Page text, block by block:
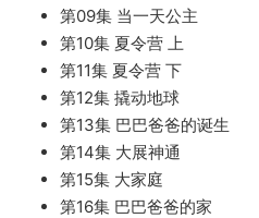
第09集 当一天公主
第10集 夏令营 上
第11集 夏令营 下
第12集 撬动地球
第13集 巴巴爸爸的诞生
第14集 大展神通
第15集 大家庭
第16集 巴巴爸爸的家